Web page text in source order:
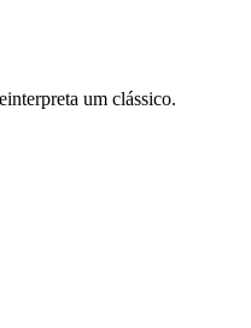
um clássico.